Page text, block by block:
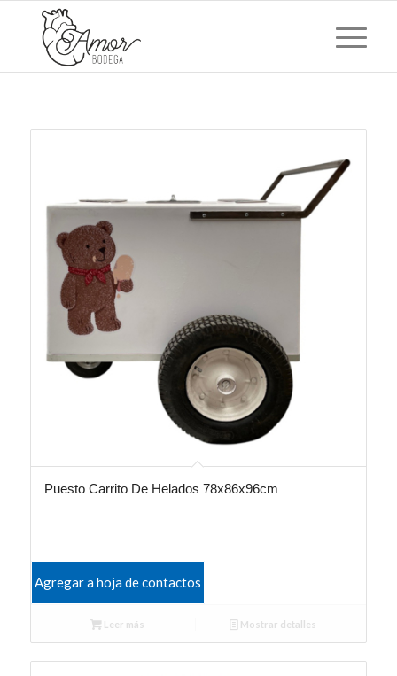
Puesto Carrito De Helados 78x86x96cm
Agregar a hoja de contactos
Leer más Mostrar detalles